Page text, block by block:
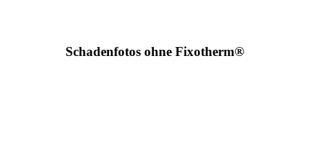
Schadenfotos ohne Fixotherm®